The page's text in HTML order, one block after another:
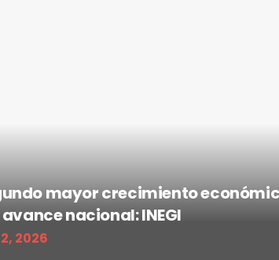
mayor crecimiento
nacional: INEGI
2026